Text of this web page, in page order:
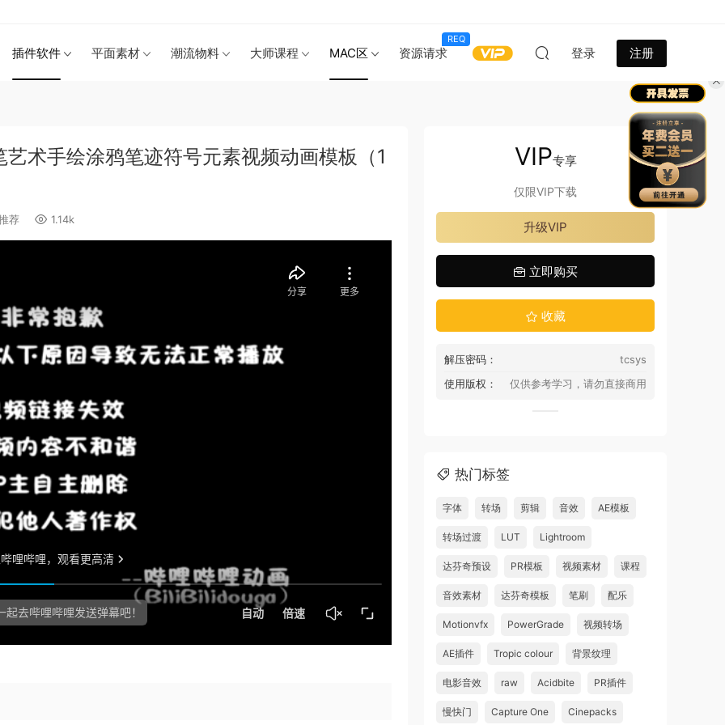
插件软件 平面素材 潮流物料 大师课程 MAC区 资源请求
REQ
登录 注册
术手绘涂鸦笔迹符号元素视频动画模板（1
荐 1.14k
VIP专享
仅限VIP下载
升级VIP
立即购买
收藏
解压密码：
tcsys
使用版权：
仅供参考学习，请勿直接商用
热门标签
字体 转场 剪辑 音效 AE模板
转场过渡 LUT Lightroom
达芬奇预设 PR模板 视频素材 课程
音效素材 达芬奇模板 笔刷 配乐
Motionvfx PowerGrade 视频转场
AE插件 Tropic colour 背景纹理
电影音效 raw Acidbite PR插件
慢快门 Capture One Cinepacks